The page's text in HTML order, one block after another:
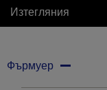
Изтегляния
Фърмуер